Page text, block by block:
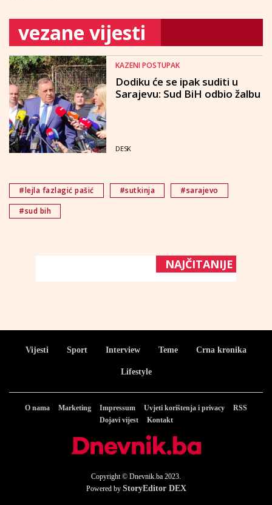
vezane vijesti
KAZENI POSTUPAK
Dodiku će se ipak suditi u
Sarajevu: Sud BiH odbio žalbu
DESK
#lejla fazlagić pašić #sutkinja
#sarajevo
#sud bih
NAJČITANIJE
Vijesti Sport Interview Teme Crna kronika
Lifestyle
O nama Marketing Impressum Uvjeti korištenja i privacy
RSS
Dojavi vijest
Kontakt
Copyright © Dnevnik.ba 2023.
Powered by StoryEditor DEX